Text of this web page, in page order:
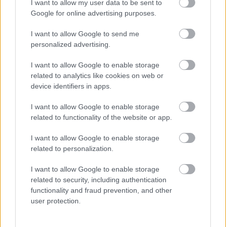
I want to allow my user data to be sent to
Google for online advertising purposes.
I want to allow Google to send me
personalized advertising.
I want to allow Google to enable storage
related to analytics like cookies on web or
device identifiers in apps.
I want to allow Google to enable storage
related to functionality of the website or app.
I want to allow Google to enable storage
related to personalization.
I want to allow Google to enable storage
related to security, including authentication
functionality and fraud prevention, and other
user protection.
követésére, a hegek változásainak mérésére és a
szükséges kiigazítások gyors elvégzésére.
A felépülés folytatódik
Dave jelenleg is kap kezeléseket a hegek feszülésének